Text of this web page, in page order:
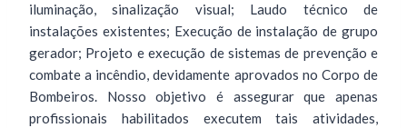
iluminação, sinalização visual; Laudo técnico de
instalações existentes; Execução de instalação de grupo
gerador; Projeto e execução de sistemas de prevenção e
combate a incêndio, devidamente aprovados no Corpo de
Bombeiros. Nosso objetivo é assegurar que apenas
profissionais habilitados executem tais atividades,